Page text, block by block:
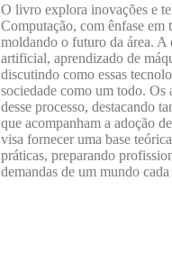
O livro explora inovações e
Computação, com ênfase em
moldando o futuro da área. A
artificial, aprendizado de
discutindo como essas
sociedade como um todo. Os
desse processo, destacando
que acompanham a adoção
visa fornecer uma base
práticas, preparando
demandas de um mundo